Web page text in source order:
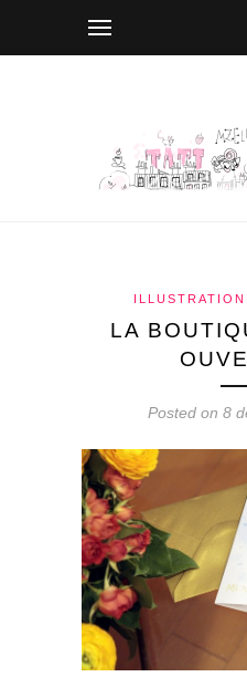
ILLUSTRATION
LA
Posted on 8